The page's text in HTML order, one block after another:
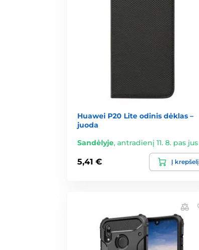
Huawei P20 Lite odinis dėklas –
juoda
Sandėlyje, antradienį 11. 8. pas jus
5,41 € Į krepšelį